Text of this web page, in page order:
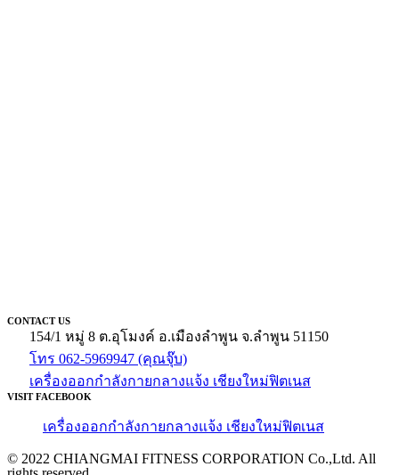
CONTACT US
154/1 หมู่ 8 ต.อุโมงค์ อ.เมืองลำพูน จ.ลำพูน 51150
โทร 062-5969947 (คุณจุ๊บ)
เครื่องออกกำลังกายกลางแจ้ง เชียงใหม่ฟิตเนส
VISIT FACEBOOK
เครื่องออกกำลังกายกลางแจ้ง เชียงใหม่ฟิตเนส
© 2022 CHIANGMAI FITNESS CORPORATION Co.,Ltd. All